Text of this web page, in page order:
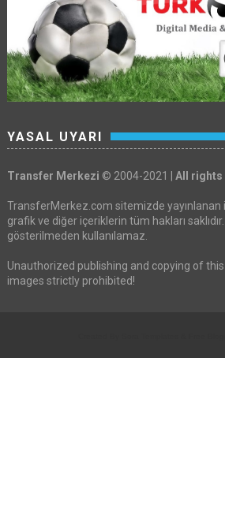
YASAL UYARI
Transfer Merkezi © 2004-2021 | All rights
TransferMerkez.com sitemizde
grafik ve diğer içeriklerin tüm hakları
gösterilmeden kullanılamaz.
Unauthorized publishing and copying of
images strictly prohibited!